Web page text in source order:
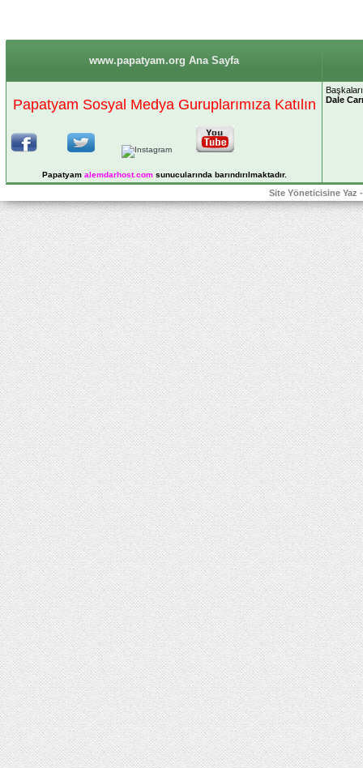
www.papatyam.org Ana Sayfa
Papatyam Sosyal Medya Guruplarımıza Katılın
Papatyam alemdarhost.comsunucularında barındırılmaktadır.
Dale
Site Yöneticisine Yaz